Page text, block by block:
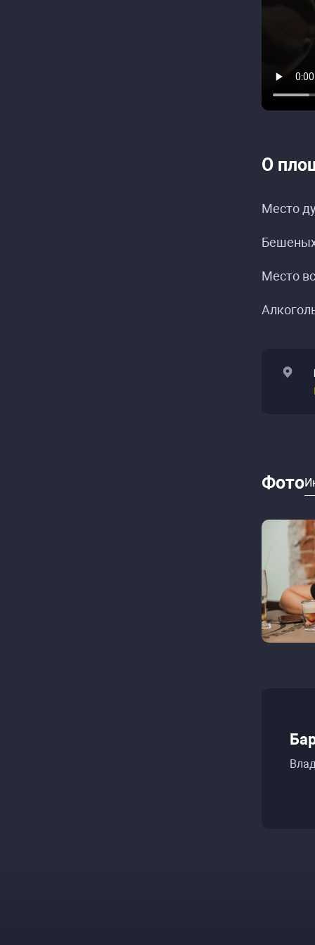
О
Место
Место
Фото